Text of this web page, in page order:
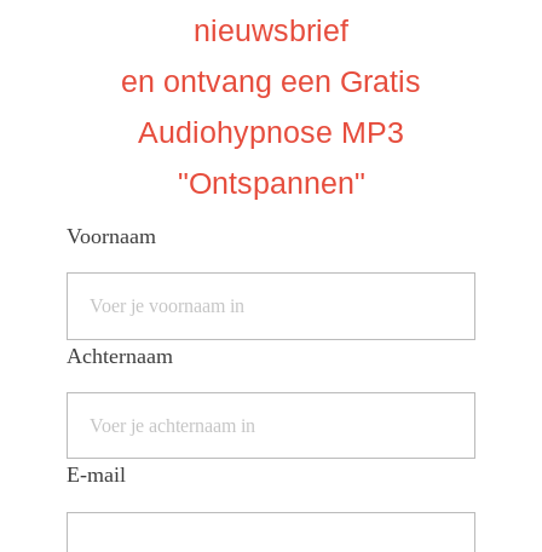
nieuwsbrief
en ontvang een Gratis
Audiohypnose MP3
"Ontspannen"
Voornaam
Achternaam
E-mail